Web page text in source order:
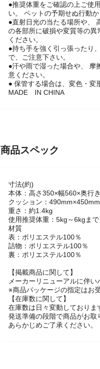
●推奨体重をご確認の上ご使
い。 ペットの予期せぬ行動
●直射日光の当たる場所や、
の各部所に破損や変質等の
ください。
●持ち手を強く引っ張ったり
で、ご注意下さい。
●汗や雨で湿った場合や、 摩
意ください。
● 保管する場合は、変色・変
MADE IN CHINA
商品スペック
寸法(約)
本体：高さ350×幅560×奥行
クッション：490mm×450mm
重さ：約1.4kg
使用推奨体重：5kg～6kgまで
材質
表：ポリエステル100％
詰物：ポリエステル100％
裏：ポリエステル100％
【掲載商品に関して】
メーカーリニューアルに伴
※商品パッケージの指定はお
【在庫数に関して】
在庫数は日々変動しておりま
発送準備の段階で商品がお
あらかじめご了承ください。